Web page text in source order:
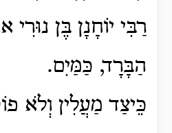
רַבִּי יוֹחָנָן בֶּן נוּרִי
הַבָּרָד, כַּמַּיִם.
כֵּיצַד מַעֲלִין וְלֹא